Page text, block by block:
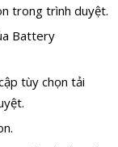
trong trình duyệt.
Battery
tùy chọn tải